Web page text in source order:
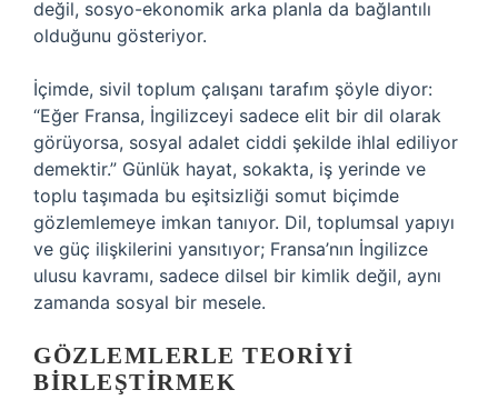
değil, sosyo-ekonomik arka planla da bağlantılı
olduğunu gösteriyor.
İçimde, sivil toplum çalışanı tarafım şöyle diyor:
“Eğer Fransa, İngilizceyi sadece elit bir dil olarak
görüyorsa, sosyal adalet ciddi şekilde ihlal ediliyor
demektir.” Günlük hayat, sokakta, iş yerinde ve
toplu taşımada bu eşitsizliği somut biçimde
gözlemlemeye imkan tanıyor. Dil, toplumsal yapıyı
ve güç ilişkilerini yansıtıyor; Fransa’nın İngilizce
ulusu kavramı, sadece dilsel bir kimlik değil, aynı
zamanda sosyal bir mesele.
GÖZLEMLERLE TEORIYI
BIRLEŞTIRMEK